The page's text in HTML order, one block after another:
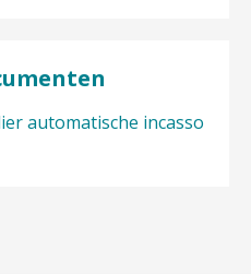
automatische incasso